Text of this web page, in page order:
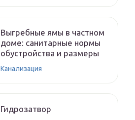
Выгребные ямы в частном
доме: санитарные нормы
обустройства и размеры
Канализация
Гидрозатвор